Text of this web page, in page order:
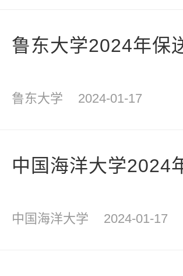
鲁东大学2024年保
鲁东大学 2024-01-17
中国海洋大学2024
中国海洋大学 2024-01-17